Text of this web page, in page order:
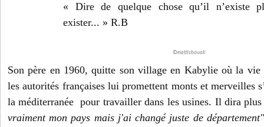
« Dire de quelque chose qu’il n’existe
exister... » R.B
©mattisbouali
Son père en 1960, quitte son village en Kabylie où la
les autorités françaises lui promettent monts et merveilles
la méditerranée pour travailler dans les usines. Il dira
vraiment mon pays mais j'ai changé juste de département"